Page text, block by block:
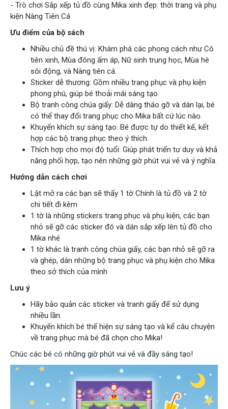
- Trò chơi Sắp xếp tủ đồ cùng Mika xinh đẹp: thời trang và phụ
kiện Nàng Tiên Cá
Ưu điểm của bộ sách
Nhiều chủ đề thú vị: Khám phá các phong cách như Cô
tiên xinh, Mùa đông ấm áp, Nữ sinh trung học, Mùa hè
sôi động, và Nàng tiên cá.
Sticker dễ thương: Gồm nhiều trang phục và phụ kiện
phong phú, giúp bé thoải mái sáng tạo.
Bộ tranh công chúa giấy: Dễ dàng tháo gỡ và dán lại, bé
có thể thay đổi trang phục cho Mika bất cứ lúc nào.
Khuyến khích sự sáng tạo: Bé được tự do thiết kế, kết
hợp các bộ trang phục theo ý thích.
Thích hợp cho mọi độ tuổi: Giúp phát triển tư duy và khả
năng phối hợp, tạo nên những giờ phút vui vẻ và ý nghĩa.
Hướng dẫn cách chơi
Lật mở ra các bạn sẽ thấy 1 tờ Chính là tủ đồ và 2 tờ
chi tiết đi kèm
1 tờ là những stickers trang phục và phụ kiện, các bạn
nhỏ sẽ gỡ các sticker đó và dán sắp xếp lên tủ đồ cho
Mika nhé
1 tờ khác là tranh công chúa giấy, các bạn nhỏ sẽ gỡ ra
và ghép, dán những bộ trang phục và phụ kiện cho Mika
theo sở thích của mình
Lưu ý
Hãy bảo quản các sticker và tranh giấy để sử dụng
nhiều lần.
Khuyến khích bé thể hiện sự sáng tạo và kể câu chuyện
về trang phục mà bé đã chọn cho Mika!
Chúc các bé có những giờ phút vui vẻ và đầy sáng tạo!